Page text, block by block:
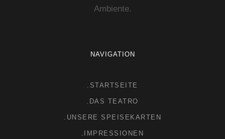
Ambiente.
NAVIGATION
.STARTSEITE
.DAS TEATRO
.UNSERE SPEISEKARTEN
.IMPRESSIONEN